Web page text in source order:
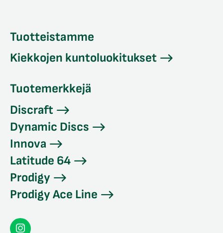
Tuotteistamme
Kiekkojen kuntoluokitukset
Tuotemerkkejä
Discraft
Dynamic Discs
Innova
Latitude 64
Prodigy
Prodigy Ace Line
Seconddisc